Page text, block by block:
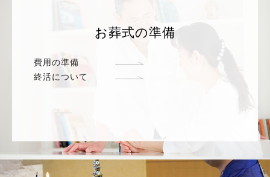
お葬式の準備
費用の準備
終活について